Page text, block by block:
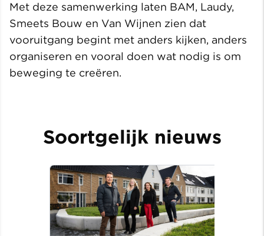
Met deze samenwerking laten BAM, Laudy,
Smeets Bouw en Van Wijnen zien dat
vooruitgang begint met anders kijken, anders
organiseren en vooral doen wat nodig is om
beweging te creëren.
Soortgelijk nieuws